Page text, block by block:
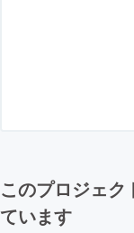
このプロジェク
ています